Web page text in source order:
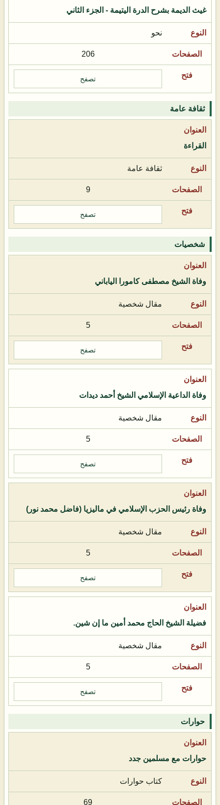
غيث الديمة بشرح الدرة اليتيمة - الجزء الثاني
نحو
206
تصفح
ثقافة عامة
القراءة
ثقافة عامة
9
تصفح
شخصيات
وفاة الشيخ مصطفى كامورا الياباني
مقال شخصية
5
تصفح
وفاة الداعية الإسلامي الشيخ أحمد ديدات
مقال شخصية
5
تصفح
وفاة رئيس الحزب الإسلامي في ماليزيا (فاضل محمد نور)
مقال شخصية
5
تصفح
فضيلة الشيخ الحاج محمد أمين ما إن شين.
مقال شخصية
5
تصفح
حوارات
حوارات مع مسلمين جدد
كتاب حوارات
69